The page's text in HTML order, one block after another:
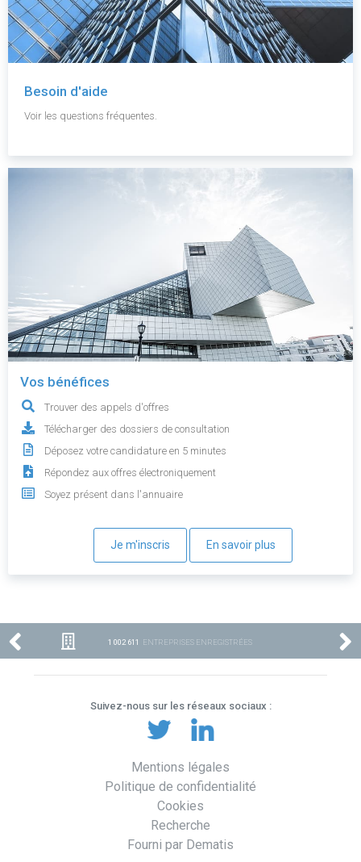
Besoin d'aide
Voir les questions fréquentes.
Vos bénéfices
Trouver des appels d'offres
Télécharger des dossiers de consultation
Déposez votre candidature en 5 minutes
Répondez aux offres électroniquement
Soyez présent dans l'annuaire
Je m'inscris En savoir plus
1 002 611 ENTREPRISES ENREGISTRÉES
Suivez-nous sur les réseaux sociaux :
Mentions légales
Politique de confidentialité
Cookies
Recherche
Fourni par Dematis